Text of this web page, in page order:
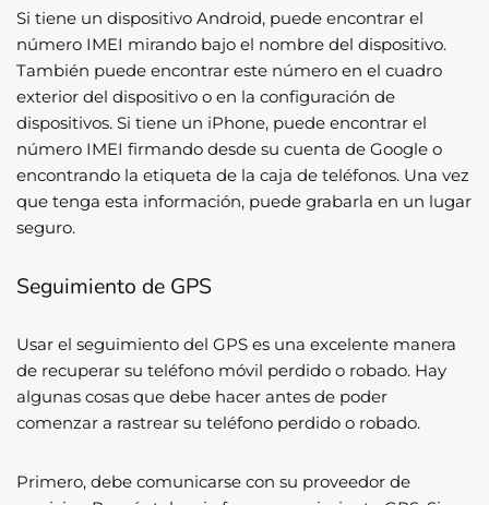
Si tiene un dispositivo Android, puede encontrar el
número IMEI mirando bajo el nombre del dispositivo.
También puede encontrar este número en el cuadro
exterior del dispositivo o en la configuración de
dispositivos. Si tiene un iPhone, puede encontrar el
número IMEI firmando desde su cuenta de Google o
encontrando la etiqueta de la caja de teléfonos. Una vez
que tenga esta información, puede grabarla en un lugar
seguro.
Seguimiento de GPS
Usar el seguimiento del GPS es una excelente manera
de recuperar su teléfono móvil perdido o robado. Hay
algunas cosas que debe hacer antes de poder
comenzar a rastrear su teléfono perdido o robado.
Primero, debe comunicarse con su proveedor de